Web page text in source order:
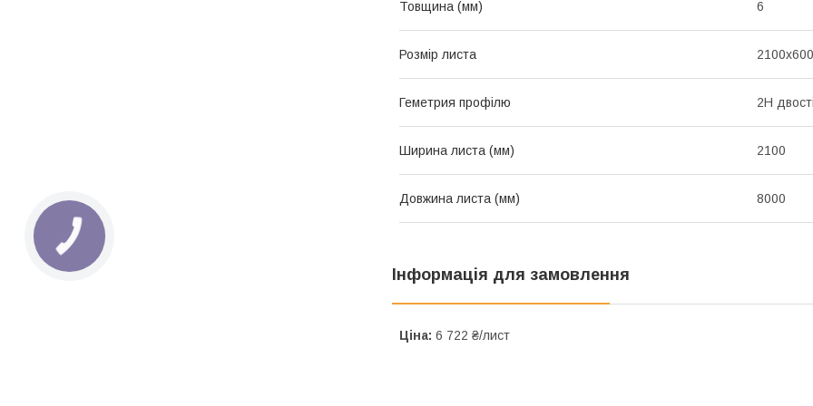
Товщина (мм) 6
Розмір листа
Геметрия профілю 2Н
Ширина листа (мм) 2100
Довжина листа (мм) 8000
Інформація для замовлення
Ціна: 6 722 ₴/лист